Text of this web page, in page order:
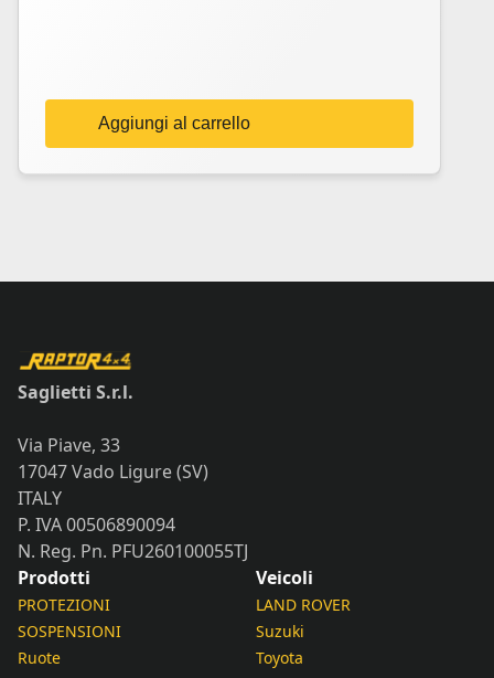
Aggiungi al carrello
Saglietti S.r.l.
Via Piave, 33
17047 Vado Ligure (SV)
ITALY
P. IVA 00506890094
N. Reg. Pn. PFU260100055TJ
Prodotti
PROTEZIONI
SOSPENSIONI
Ruote
Veicoli
LAND ROVER
Suzuki
Toyota